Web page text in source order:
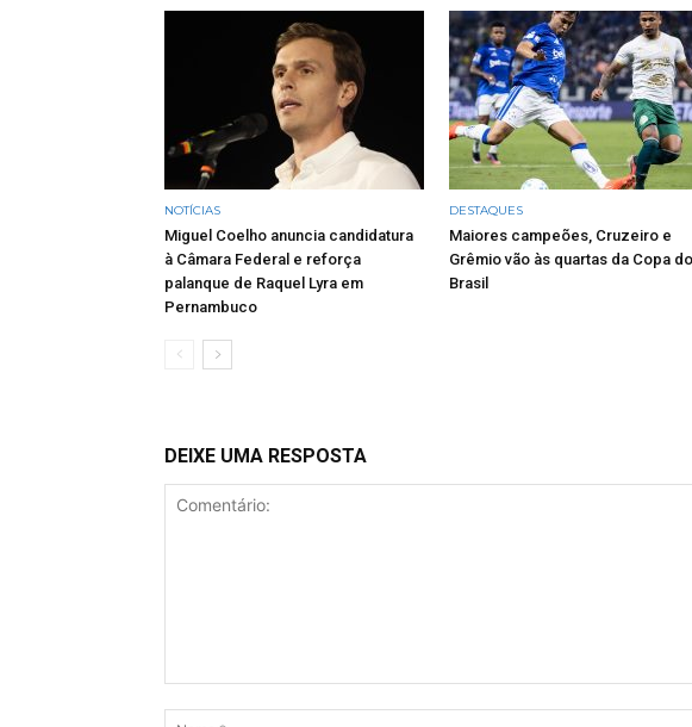
NOTÍCIAS
Miguel Coelho anuncia candidatura
à Câmara Federal e reforça
palanque de Raquel Lyra em
Pernambuco
DESTAQUES
Maiores campeões, Cruzeiro e
Grêmio vão às quartas da Copa do
Brasil
DEIXE UMA RESPOSTA